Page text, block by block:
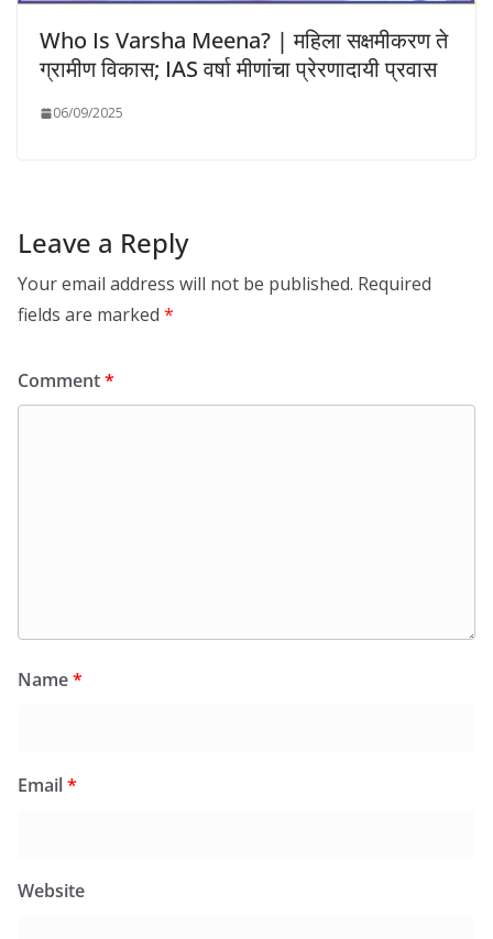
Who Is Varsha Meena? | महिला सक्षमीकरण ते
ग्रामीण विकास; IAS वर्षा मीणांचा प्रेरणादायी प्रवास
06/09/2025
Leave a Reply
Your email address will not be published. Required
fields are marked *
Comment*
Name*
Email*
Website